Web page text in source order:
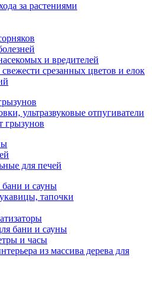
за растениями
и вредителей
срезанных цветов и елок
ультразвуковые отпугиватели
грызунов
для печей
и сауны
тапочки
бани и сауны
и часы
из массива дерева для